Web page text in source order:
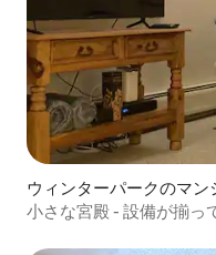
ウィンターパークのマン
小さな宮殿 - 設備が揃っ